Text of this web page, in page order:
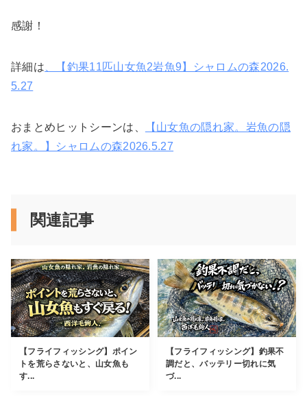
感謝！
詳細は 、【釣果11匹山女魚2岩魚9】シャロムの森2026.
5.27
おまとめヒットシーンは、
【山女魚の隠れ家。岩魚の隠
れ家。】シャロムの森2026.5.27
関連記事
【フライフィッシング】ポイン
トを荒らさないと、山女魚も
す...
【フライフィッシング】釣果不
調だと、バッテリー切れに気
づ...